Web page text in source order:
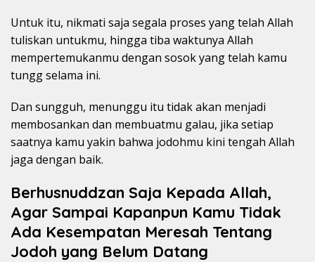
Untuk itu, nikmati saja segala proses yang telah Allah
tuliskan untukmu, hingga tiba waktunya Allah
mempertemukanmu dengan sosok yang telah kamu
tungg selama ini.
Dan sungguh, menunggu itu tidak akan menjadi
membosankan dan membuatmu galau, jika setiap
saatnya kamu yakin bahwa jodohmu kini tengah Allah
jaga dengan baik.
Berhusnuddzan Saja Kepada Allah,
Agar Sampai Kapanpun Kamu Tidak
Ada Kesempatan Meresah Tentang
Jodoh yang Belum Datang